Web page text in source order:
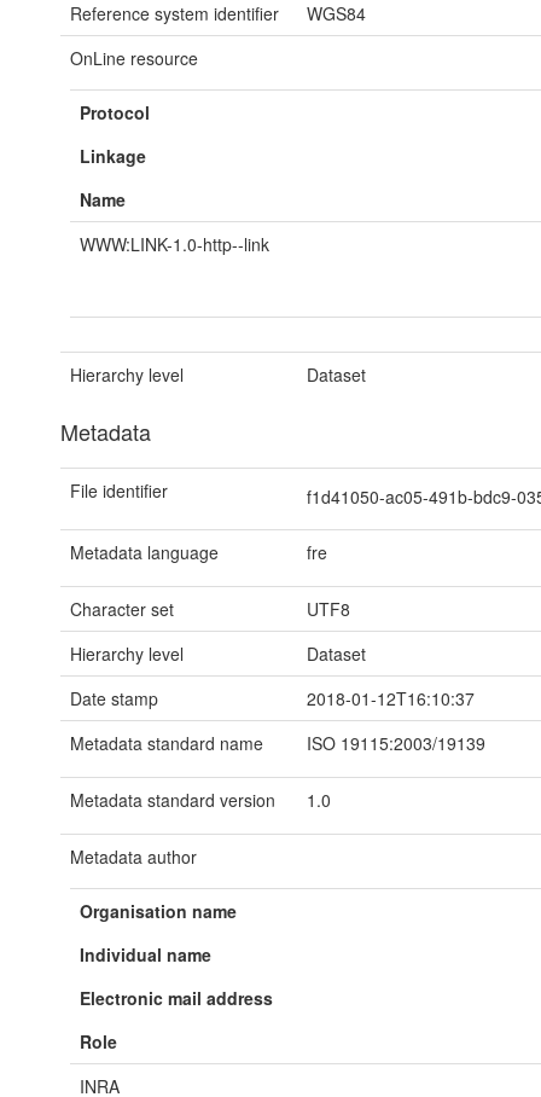
Reference system identifier
WGS84
OnLine resource
Protocol
Linkage
Name
WWW:LINK-1.0-http--link
Hierarchy level Dataset
Metadata
File identifier f1d41050-ac05-491b-bdc9-
Metadata language fre
Character set
UTF8
Hierarchy level
Dataset
Date stamp
2018-01-12T16:10:37
Metadata standard name
ISO 19115:2003/19139
Metadata standard version 1.0
Metadata author
Organisation name
Individual name
Electronic mail address
Role
INRA